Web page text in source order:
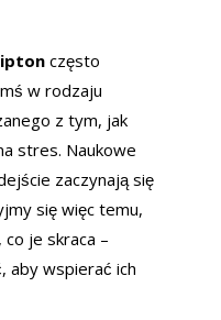
często
w rodzaju
z tym, jak
stres. Naukowe
zaczynają się
się więc temu,
co je skraca –
aby wspierać ich